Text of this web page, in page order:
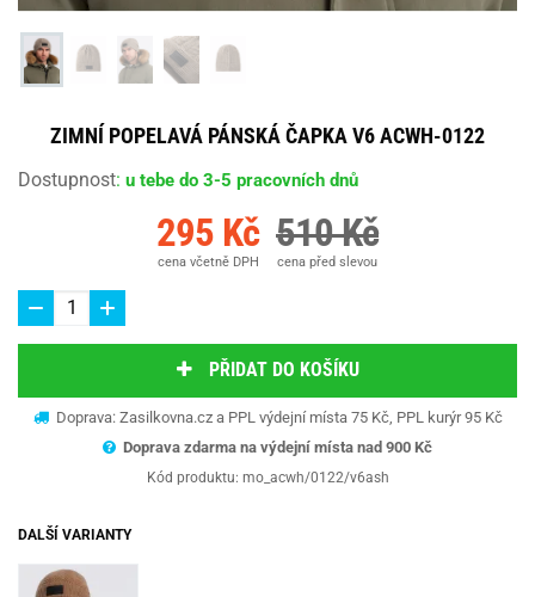
ZIMNÍ POPELAVÁ PÁNSKÁ ČAPKA V6 ACWH-0122
Dostupnost: u tebe do 3-5 pracovních dnů
295 Kč
cena včetně DPH
510 Kč
cena před slevou
PŘIDAT DO KOŠÍKU
Doprava: Zasilkovna.cz a PPL výdejní místa 75 Kč, PPL kurýr 95 Kč
Doprava zdarma na výdejní místa nad 900 Kč
Kód produktu: mo_acwh/0122/v6ash
DALŠÍ VARIANTY